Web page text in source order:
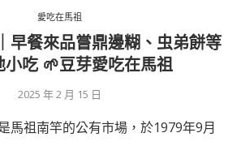
愛吃在馬祖
早餐來品嘗鼎邊糊、虫弟餅等
小吃 🌱豆芽愛吃在馬祖
2025 年 2 月 15 日
馬祖南竿的公有市場，於1979年9月